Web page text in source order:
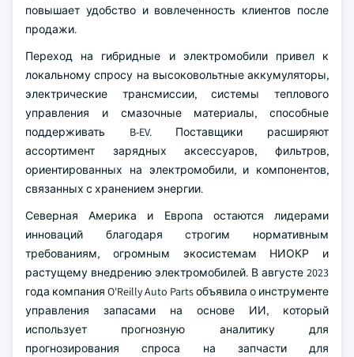
повышает удобство и вовлеченность клиентов после
продажи.
Переход на гибридные и электромобили привел к
локальному спросу на высоковольтные аккумуляторы,
электрические трансмиссии, системы теплового
управления и смазочные материалы, способные
поддерживать B-EV. Поставщики расширяют
ассортимент зарядных аксессуаров, фильтров,
ориентированных на электромобили, и компонентов,
связанных с хранением энергии.
Северная Америка и Европа остаются лидерами
инноваций благодаря строгим нормативным
требованиям, огромным экосистемам НИОКР и
растущему внедрению электромобилей. В августе 2023
года компания O'Reilly Auto Parts объявила о инструменте
управления запасами на основе ИИ, который
использует прогнозную аналитику для
прогнозирования спроса на запчасти для